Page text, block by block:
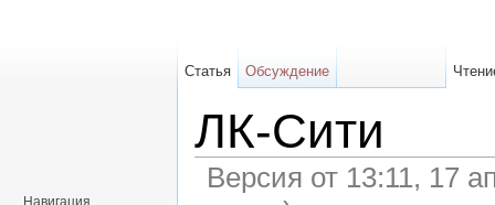
ЛК-Сити
Версия от 13:11, 17
Статья Обсуждение
Навигация